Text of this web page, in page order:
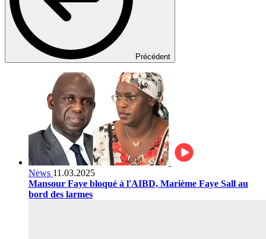
Précédent
News 11.03.2025
Mansour Faye bloqué à l'AIBD, Marième Faye Sall au
bord des larmes